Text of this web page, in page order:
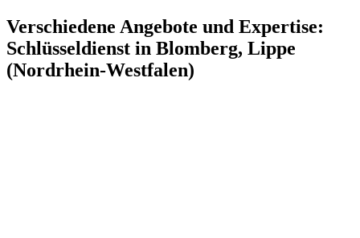
Verschiedene Angebote und Expertise:
Schlüsseldienst in Blomberg, Lippe
(Nordrhein-Westfalen)